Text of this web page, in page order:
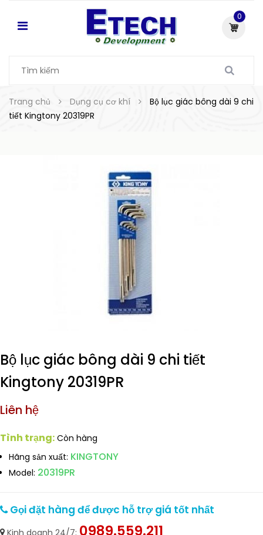
0
Trang chủ Dụng cụ cơ khí
Bộ lục giác bông dài 9 chi
tiết Kingtony 20319PR
Bộ lục giác bông dài 9 chi tiết
Kingtony 20319PR
Liên hệ
Tình trạng: Còn hàng
Hãng sản xuất: KINGTONY
Model: 20319PR
Gọi đặt hàng để được hỗ trợ giá tốt nhất
Kinh doanh 24/7: 0989.559.211